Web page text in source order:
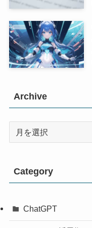
Archive
Archive
Category
ChatGPT